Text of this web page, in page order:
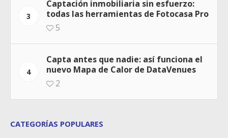
3
Captación inmobiliaria sin esfuerzo:
todas las herramientas de Fotocasa Pro
5
4
Capta antes que nadie: así funciona el
nuevo Mapa de Calor de DataVenues
2
CATEGORÍAS POPULARES